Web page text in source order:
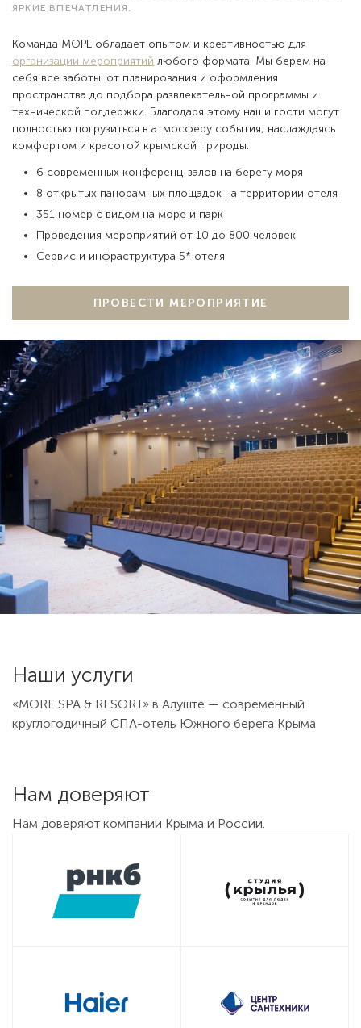
ЯРКИЕ ВПЕЧАТЛЕНИЯ.
Команда МОРЕ обладает опытом и креативностью для
организации мероприятий любого формата. Мы берем на
себя все заботы: от планирования и оформления
пространства до подбора развлекательной программы и
технической поддержки. Благодаря этому наши гости могут
полностью погрузиться в атмосферу события, наслаждаясь
комфортом и красотой крымской природы.
6 современных конференц-залов на берегу моря
8 открытых панорамных площадок на территории отеля
351 номер с видом на море и парк
Проведения мероприятий от 10 до 800 человек
Сервис и инфраструктура 5* отеля
ПРОВЕСТИ МЕРОПРИЯТИЕ
Наши услуги
«MORE SPA & RESORT» в Алуште — современный
круглогодичный СПА-отель Южного берега Крыма
Нам доверяют
Нам доверяют компании Крыма и России.